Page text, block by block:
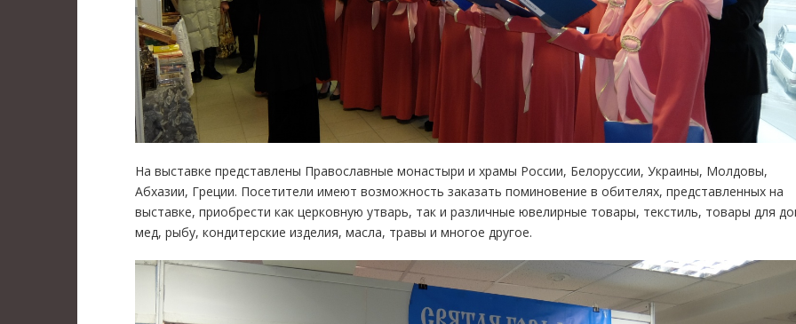
На выставке представлены Православные монастыри и храмы России, Белоруссии, Украины, Молдовы,
Абхазии, Греции. Посетители имеют возможность заказать поминовение в обителях, представленных на
выставке, приобрести как церковную утварь, так и различные ювелирные товары, текстиль, товары для
мед, рыбу, кондитерские изделия, масла, травы и многое другое.